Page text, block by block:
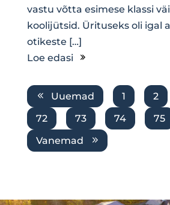
vastu võtta esimese klassi
koolijütsid. Ürituseks oli igal
otikeste […]
Loe edasi
Uuemad 1 2
72
73 74
75
Vanemad